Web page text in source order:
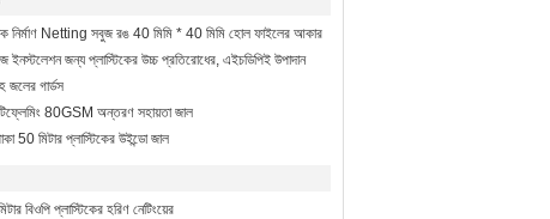
নির্মাণ Netting সবুজ রঙ 40 মিমি * 40 মিমি হোল ফাইলের আকার
ইনস্টলেশন জন্য প্লাস্টিকের উচ্চ প্রতিরোধের, এইচডিপিই উপাদান
জলের গার্ডস
80GSM অন্তরণ সহায়তা জাল
50 মিটার প্লাস্টিকের উইন্ডো জাল
বিওপি প্লাস্টিকের হরিণ নেটিংয়ের